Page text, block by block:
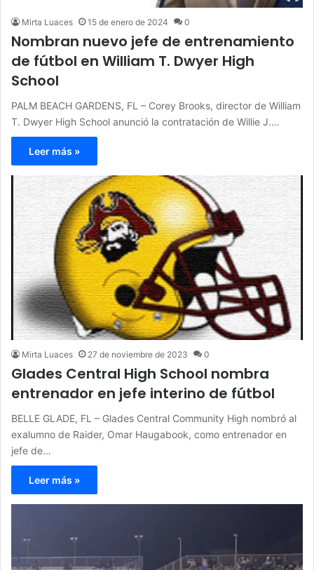
Mirta Luaces 15 de enero de 2024 0
Nombran nuevo jefe de entrenamiento
de fútbol en William T. Dwyer High
School
PALM BEACH GARDENS, FL – Corey Brooks, director de William
T. Dwyer High School anunció la contratación de Willie J.…
Leer más »
Mirta Luaces 27 de noviembre de 2023 0
Glades Central High School nombra
entrenador en jefe interino de fútbol
BELLE GLADE, FL – Glades Central Community High nombró al
exalumno de Raider, Omar Haugabook, como entrenador en
jefe de…
Leer más »